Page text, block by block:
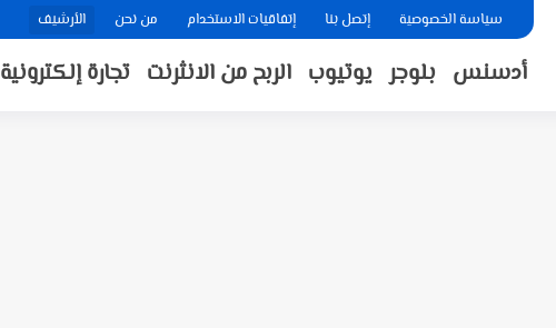
سياسة الخصوصية إتصل بنا إتفاقيات الاستخدام من نحن الأرشيف
أدسنس بلوجر يوتيوب الربح من الانثرنت تجارة إلكترونية